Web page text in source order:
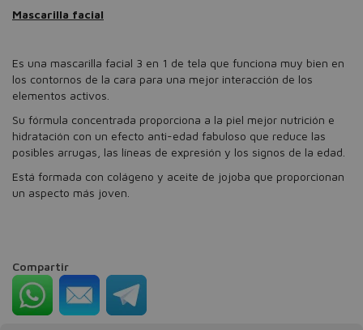
Mascarilla facial
Es una mascarilla facial 3 en 1 de tela que funciona muy bien en
los contornos de la cara para una mejor interacción de los
elementos activos.
Su fórmula concentrada proporciona a la piel mejor nutrición e
hidratación con un efecto anti-edad fabuloso que reduce las
posibles arrugas, las líneas de expresión y los signos de la edad.
Está formada con colágeno y aceite de jojoba que proporcionan
un aspecto más joven.
Compartir